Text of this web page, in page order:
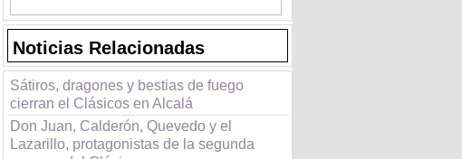
Noticias Relacionadas
Sátiros, dragones y bestias de fuego
cierran el Clásicos en Alcalá
Don Juan, Calderón, Quevedo y el
Lazarillo, protagonistas de la segunda